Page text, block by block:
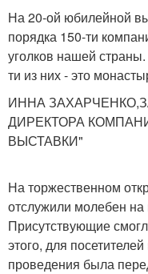
На 20-ой юбилейной
порядка 150-ти
уголков нашей
ти из них - это
ИННА
ДИРЕКТОРА
ВЫСТАВКИ"
На торжественном
отслужили молебен на
Присутствующие
этого, для
проведения была